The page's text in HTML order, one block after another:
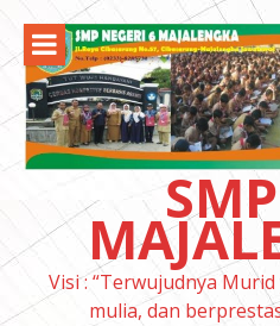
konten
Visi : “Terwujudnya
mulia, dan